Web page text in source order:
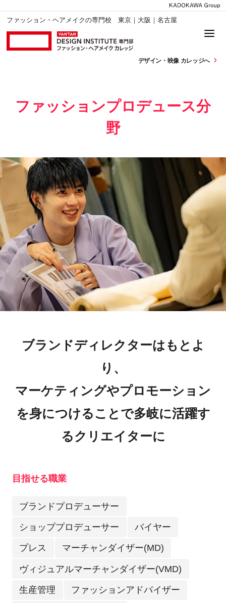
ファッション・ヘアメイクの専門校 東京｜大阪｜名古屋
デザイン・ 映像 カレッジへ
ファッションプロデュース分
野
ブランドディレクターはもとよ
り、
マーケティングやプロモーション
を身につけることで多岐に活躍す
るクリエイターに
目指せる職業
ブランドプロデューサー
ショッププロデューサー バイヤー
プレス マーチャンダイザー(MD)
ヴィジュアルマーチャンダイザー(VMD)
生産管理 ファッションアドバイザー